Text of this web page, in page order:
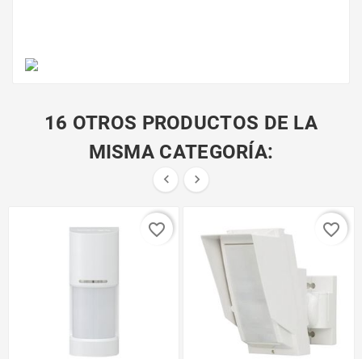
16 OTROS PRODUCTOS DE LA
MISMA CATEGORÍA:
 
favorite_border favorite_border